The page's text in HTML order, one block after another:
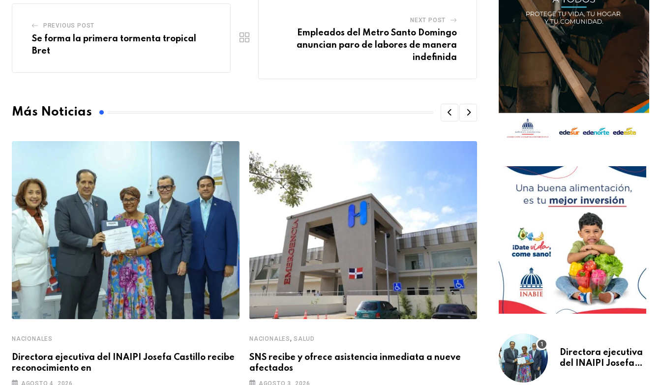
PREVIOUS POST
Se forma la primera tormenta tropical
Bret
NEXT POST
Empleados del Metro Santo Domingo
anuncian paro de labores de manera
indefinida
Más Noticias
NACIONALES
Directora ejecutiva del INAIPI Josefa Castillo recibe
reconocimiento en
AGOSTO 4, 2026
NACIONALES, SALUD
SNS recibe y ofrece asistencia inmediata a nueve
afectados
AGOSTO 3, 2026
NACIONALES , SALUD
Más de 824 mil orientaciones: la DIDA
AGOSTO 3, 2026
Directora ejecutiva
del INAIPI Josefa